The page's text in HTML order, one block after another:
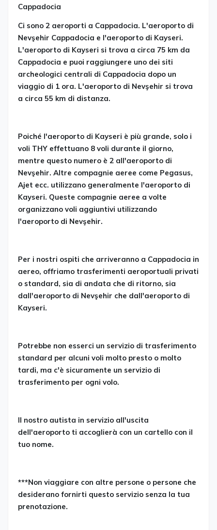
Cappadocia
Ci sono 2 aeroporti a Cappadocia. L'aeroporto di
Nevşehir Cappadocia e l'aeroporto di Kayseri.
L'aeroporto di Kayseri si trova a circa 75 km da
Cappadocia e puoi raggiungere uno dei siti
archeologici centrali di Cappadocia dopo un
viaggio di 1 ora. L'aeroporto di Nevşehir si trova
a circa 55 km di distanza.
Poiché l'aeroporto di Kayseri è più grande, solo i
voli THY effettuano 8 voli durante il giorno,
mentre questo numero è 2 all'aeroporto di
Nevşehir. Altre compagnie aeree come Pegasus,
Ajet ecc. utilizzano generalmente l'aeroporto di
Kayseri. Queste compagnie aeree a volte
organizzano voli aggiuntivi utilizzando
l'aeroporto di Nevşehir.
Per i nostri ospiti che arriveranno a Cappadocia in
aereo, offriamo trasferimenti aeroportuali privati
o standard, sia di andata che di ritorno, sia
dall'aeroporto di Nevşehir che dall'aeroporto di
Kayseri.
Potrebbe non esserci un servizio di trasferimento
standard per alcuni voli molto presto o molto
tardi, ma c'è sicuramente un servizio di
trasferimento per ogni volo.
Il nostro autista in servizio all'uscita
dell'aeroporto ti accoglierà con un cartello con il
tuo nome.
***Non viaggiare con altre persone o persone che
desiderano fornirti questo servizio senza la tua
prenotazione.